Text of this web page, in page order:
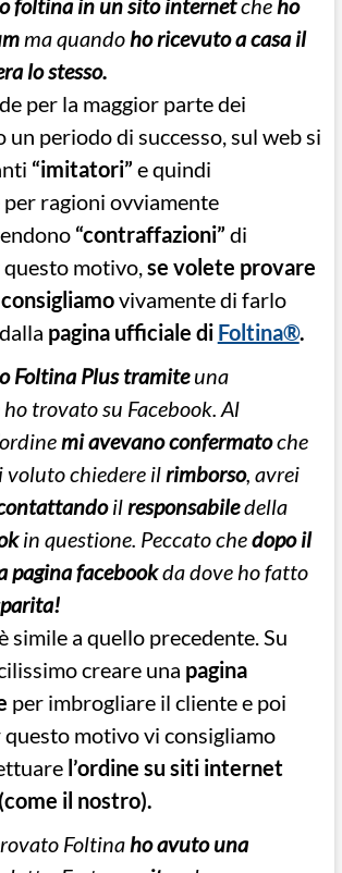
foltina in un sito internetche ho
ma quando ho ricevuto a casa il
lo stesso.
per la maggior parte dei
periodo di successo, sul web si
“imitatori” e quindi
per ragioni ovviamente
“contraffazioni” di
motivo,se volete provare
consigliamovivamente di farlo
pagina ufficiale di Foltina®.
Foltina Plus tramiteuna
trovato su Facebook. Al
mi avevano confermatoche
voluto chiedere ilrimborso, avrei
ilresponsabiledella
in questione. Peccato chedopo il
pagina facebookda dove ho fatto
simile a quello precedente. Su
creare una pagina
per imbrogliare il cliente e poi
questo motivo vi consigliamo
l’ordine su siti internet
il nostro).
Foltina ho avuto una